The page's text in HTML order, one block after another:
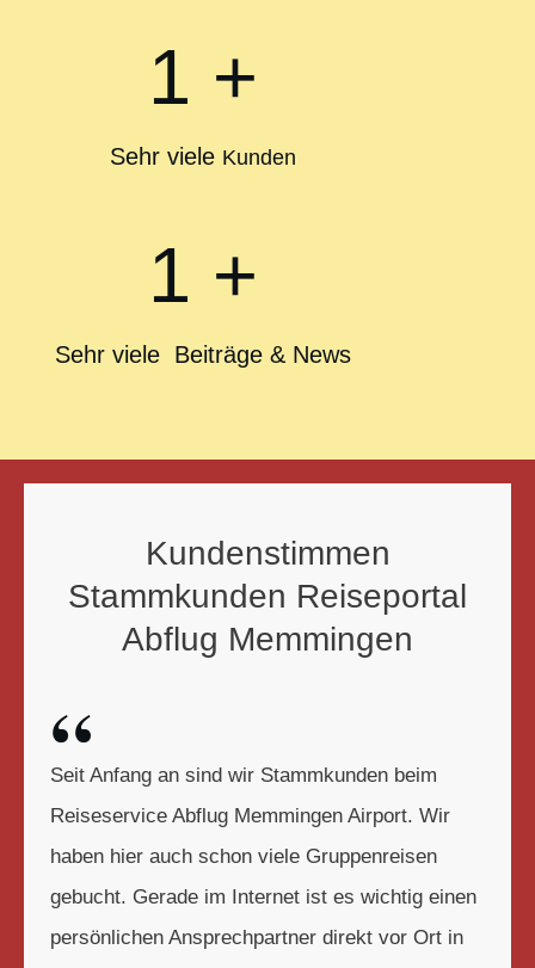
1 +
Sehr viele Kunden
1 +
Sehr viele Beiträge & News
Kundenstimmen
Stammkunden Reiseportal
Abflug Memmingen
“
Seit Anfang an sind wir Stammkunden beim
Reiseservice Abflug Memmingen Airport. Wir
haben hier auch schon viele Gruppenreisen
gebucht. Gerade im Internet ist es wichtig einen
persönlichen Ansprechpartner direkt vor Ort in